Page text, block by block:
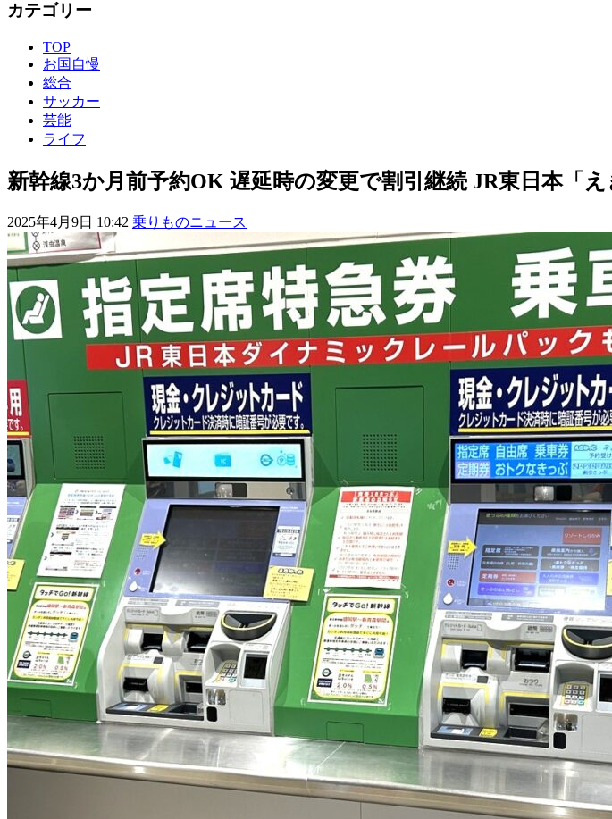
カテゴリー
TOP
お国自慢
総合
サッカー
芸能
ライフ
新幹線3か月前予約OK 遅延時の変更で割引継続 JR東日本「
2025年4月9日 10:42 乗りものニュース